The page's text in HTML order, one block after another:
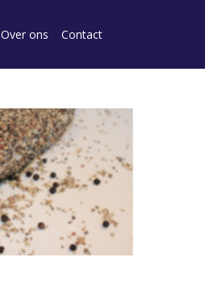
Over ons Contact